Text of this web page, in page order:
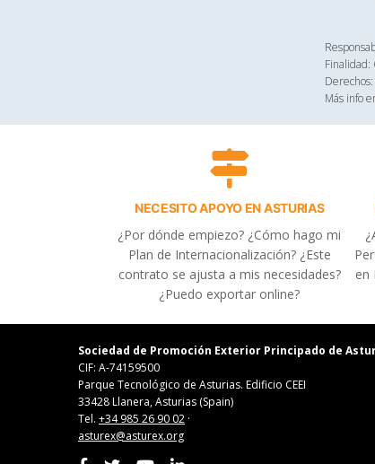
Más info
NECESITO APOYO EN ASTURIAS
¿Por dónde empiezo? ¿Cómo hago mi
Plan de Internacionalización? ¿Este
contrato se ajusta a mis necesidades?
¿Puedo exportar online?
en
Sociedad de Promoción Exterior Principado de
CIF: A-74159500
Parque Tecnológico de Asturias. Edificio CEEI
33428 Llanera, Asturias (Spain)
Tel. +34 985 26 90 02 ·
asturex@asturex.org